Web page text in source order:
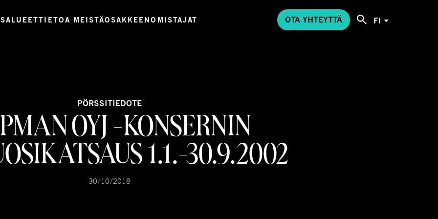
TIETOA MEISTÄOSAKKEENOMISTAJAT OTA YHTEYTTÄ FI
PÖRSSITIEDOTE
OYJ -KONSERNIN
1.1.-30.9.2002
30/10/2018